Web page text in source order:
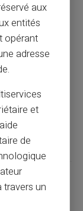
carte
aux
entités
opérant
adresse
et
de
un